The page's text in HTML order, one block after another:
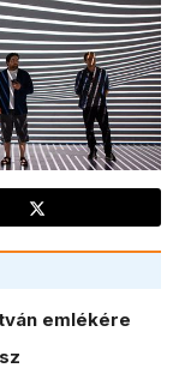
emlékére